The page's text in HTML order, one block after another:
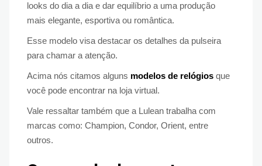
looks do dia a dia e dar equilíbrio a uma produção
mais elegante, esportiva ou romântica.
Esse modelo visa destacar os detalhes da pulseira
para chamar a atenção.
Acima nós citamos alguns modelos de relógios que
você pode encontrar na loja virtual.
Vale ressaltar também que a Lulean trabalha com
marcas como: Champion, Condor, Orient, entre
outros.